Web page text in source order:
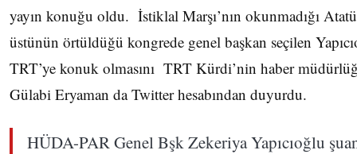
yayın konuğu oldu. İstiklal Marşı’nın okunmadığı
üstünün örtüldüğü kongrede genel başkan seçilen
TRT’ye konuk olmasını TRT Kürdi’nin haber
Gülabi Eryaman da Twitter hesabından duyurdu.
HÜDA-PAR Genel Bşk Zekeriya Yapıcıoğlu